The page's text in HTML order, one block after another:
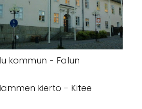
kommun - Falun
kierto - Kitee